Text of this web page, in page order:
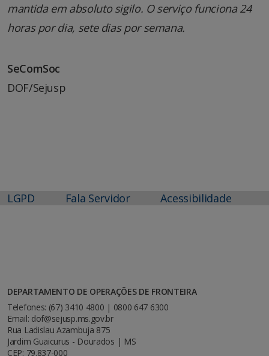
mantida em absoluto sigilo. O serviço funciona 24
horas por dia, sete dias por semana.
SeComSoc
DOF/Sejusp
LGPD Fala Servidor Acessibilidade
DEPARTAMENTO DE OPERAÇÕES DE FRONTEIRA
Telefones: (67) 3410 4800 | 0800 647 6300
Email: dof@sejusp.ms.gov.br
Rua Ladislau Azambuja 875
Jardim Guaicurus - Dourados | MS
CEP: 79.837-000